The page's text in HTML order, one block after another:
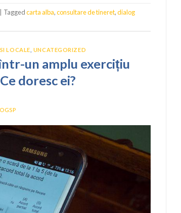
Taggedcarta alba,consultare de tineret,dialog
LOCALE UNCATEGORIZED
un amplu exercițiu
doresc ei?